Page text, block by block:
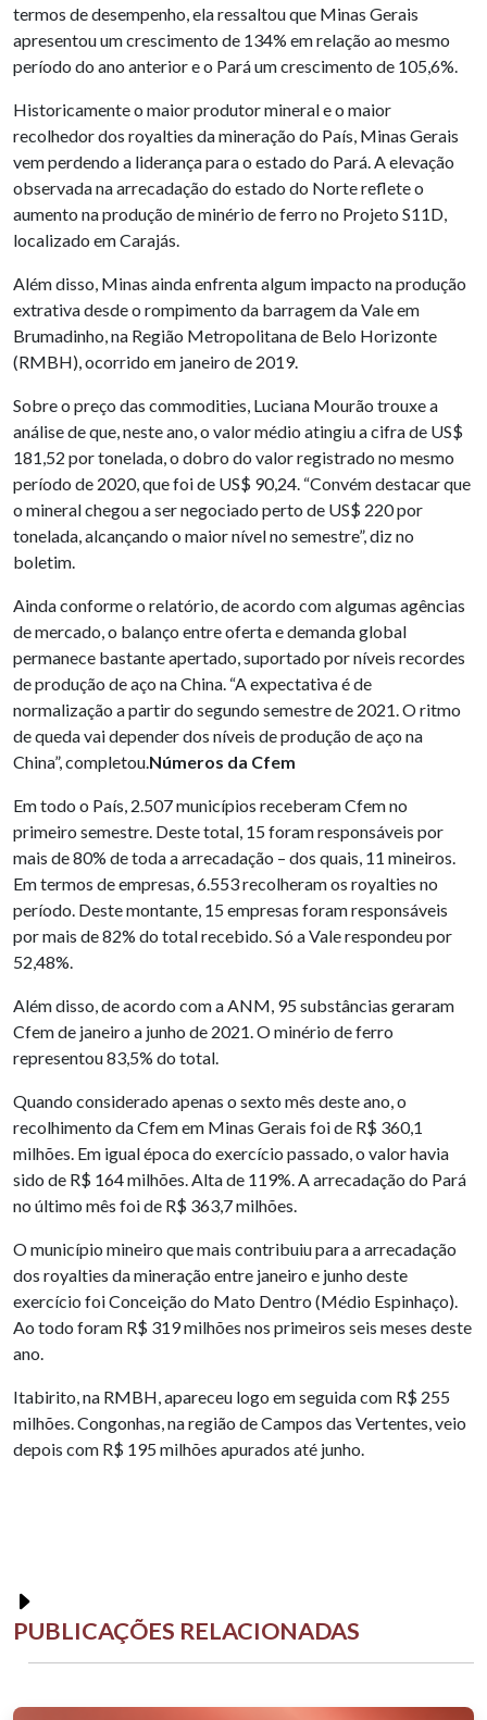
termos de desempenho, ela ressaltou que Minas Gerais
apresentou um crescimento de 134% em relação ao mesmo
período do ano anterior e o Pará um crescimento de 105,6%.
Historicamente o maior produtor mineral e o maior
recolhedor dos royalties da mineração do País, Minas Gerais
vem perdendo a liderança para o estado do Pará. A elevação
observada na arrecadação do estado do Norte reflete o
aumento na produção de minério de ferro no Projeto S11D,
localizado em Carajás.
Além disso, Minas ainda enfrenta algum impacto na produção
extrativa desde o rompimento da barragem da Vale em
Brumadinho, na Região Metropolitana de Belo Horizonte
(RMBH), ocorrido em janeiro de 2019.
Sobre o preço das commodities, Luciana Mourão trouxe a
análise de que, neste ano, o valor médio atingiu a cifra de US$
181,52 por tonelada, o dobro do valor registrado no mesmo
período de 2020, que foi de US$ 90,24. “Convém destacar que
o mineral chegou a ser negociado perto de US$ 220 por
tonelada, alcançando o maior nível no semestre”, diz no
boletim.
Ainda conforme o relatório, de acordo com algumas agências
de mercado, o balanço entre oferta e demanda global
permanece bastante apertado, suportado por níveis recordes
de produção de aço na China. “A expectativa é de
normalização a partir do segundo semestre de 2021. O ritmo
de queda vai depender dos níveis de produção de aço na
China”, completou.Números da Cfem
Em todo o País, 2.507 municípios receberam Cfem no
primeiro semestre. Deste total, 15 foram responsáveis por
mais de 80% de toda a arrecadação – dos quais, 11 mineiros.
Em termos de empresas, 6.553 recolheram os royalties no
período. Deste montante, 15 empresas foram responsáveis
por mais de 82% do total recebido. Só a Vale respondeu por
52,48%.
Além disso, de acordo com a ANM, 95 substâncias geraram
Cfem de janeiro a junho de 2021. O minério de ferro
representou 83,5% do total.
Quando considerado apenas o sexto mês deste ano, o
recolhimento da Cfem em Minas Gerais foi de R$ 360,1
milhões. Em igual época do exercício passado, o valor havia
sido de R$ 164 milhões. Alta de 119%. A arrecadação do Pará
no último mês foi de R$ 363,7 milhões.
O município mineiro que mais contribuiu para a arrecadação
dos royalties da mineração entre janeiro e junho deste
exercício foi Conceição do Mato Dentro (Médio Espinhaço).
Ao todo foram R$ 319 milhões nos primeiros seis meses deste
ano.
Itabirito, na RMBH, apareceu logo em seguida com R$ 255
milhões. Congonhas, na região de Campos das Vertentes, veio
depois com R$ 195 milhões apurados até junho.
PUBLICAÇÕES RELACIONADAS